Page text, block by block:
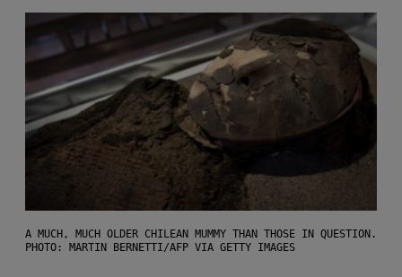
A MUCH, MUCH OLDER CHILEAN MUMMY THAN THOSE IN QUESTION.
PHOTO: MARTIN BERNETTI/AFP VIA GETTY IMAGES